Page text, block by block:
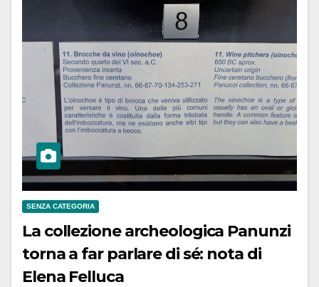
SENZA CATEGORIA
La collezione archeologica Panunzi
torna a far parlare di sé: nota di
Elena Felluca